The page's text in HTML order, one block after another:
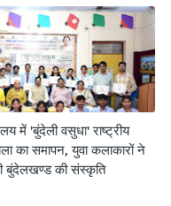
में 'बुंदेली वसुधा' राष्ट्रीय
का समापन, युवा कलाकारों ने
बुंदेलखण्ड की संस्कृति